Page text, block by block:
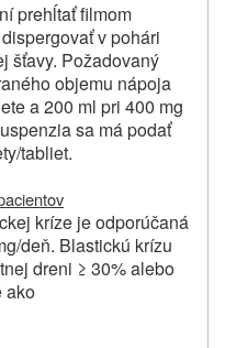
prehĺtať filmom
v pohári
šťavy. Požadovaný
objemu nápoja
a 200 ml pri 400 mg
sa má podať
tabliet.
kríze je odporúčaná
deň. Blastickú krízu
dreni ≥ 30% alebo
ako